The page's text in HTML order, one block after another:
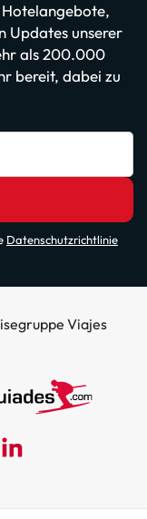
Updates unserer
als 200.000
bereit, dabei zu
Datenschutzrichtlinie
Viajes